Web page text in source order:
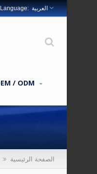
العربية
/ ODM
الصفحة الرئيسية